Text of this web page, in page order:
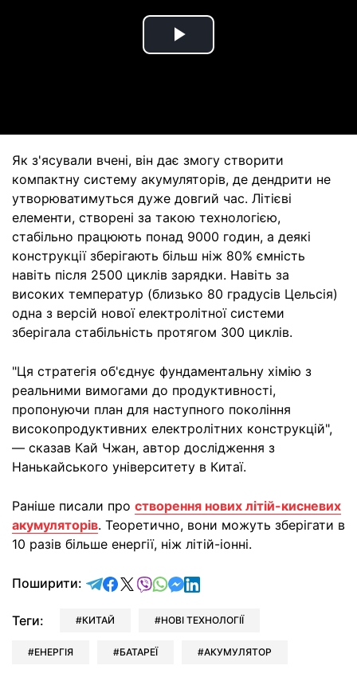
Play
Як з'ясували вчені, він дає змогу створити
компактну систему акумуляторів, де дендрити не
утворюватимуться дуже довгий час. Літієві
елементи, створені за такою технологією,
стабільно працюють понад 9000 годин, а деякі
конструкції зберігають більш ніж 80% ємність
навіть після 2500 циклів зарядки. Навіть за
високих температур (близько 80 градусів Цельсія)
одна з версій нової електролітної системи
зберігала стабільність протягом 300 циклів.
"Ця стратегія об'єднує фундаментальну хімію з
реальними вимогами до продуктивності,
пропонуючи план для наступного покоління
високопродуктивних електролітних конструкцій",
— сказав Кай Чжан, автор дослідження з
Нанькайського університету в Китаї.
Раніше писали про створення нових літій-кисневих
акумуляторів. Теоретично, вони можуть зберігати в
10 разів більше енергії, ніж літій-іонні.
Поширити: відправити у Telegram
поділитись у Facebook
поділитись у X
відправити у Viber
відправити у Whatsapp
відправити у Messenger
відправити у LinkedIn
Теги: КИТАЙ НОВІ ТЕХНОЛОГІЇ
ЕНЕРГІЯ БАТАРЕЇ АКУМУЛЯТОР